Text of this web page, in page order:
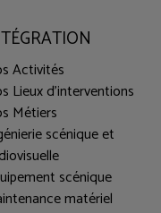
Activités
Lieux d'interventions
Métiers
scénique et
scénique
matériel